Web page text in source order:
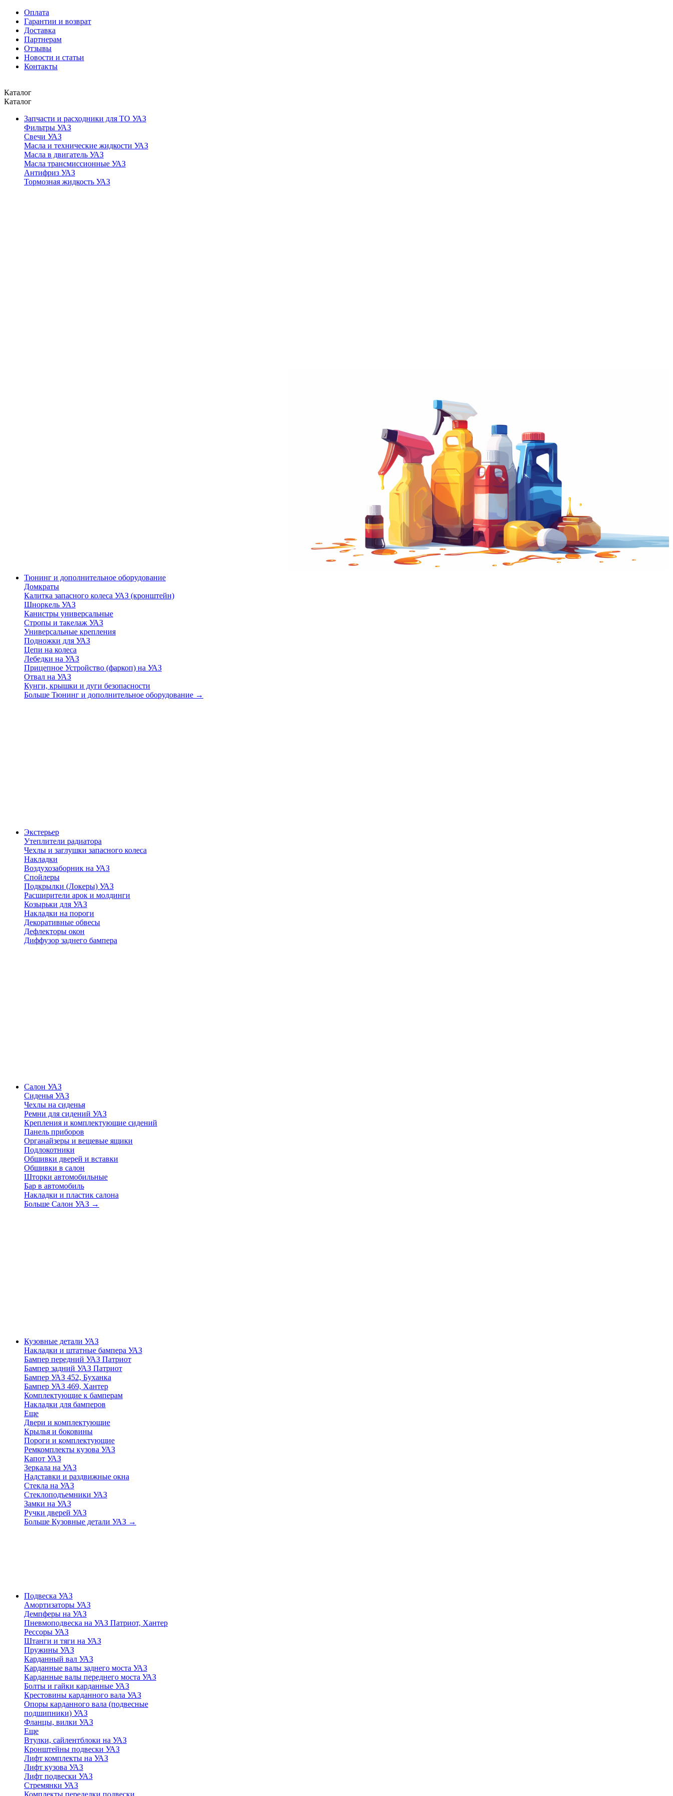
Оплата
Гарантии и возврат
Доставка
Партнерам
Отзывы
Новости и статьи
Контакты
Каталог
Каталог
Запчасти и расходники для ТО УАЗ
Фильтры УАЗ
Свечи УАЗ
Масла и технические жидкости УАЗ
Масла в двигатель УАЗ
Масла трансмиссионные УАЗ
Антифриз УАЗ
Тормозная жидкость УАЗ
Тюнинг и дополнительное оборудование
Домкраты
Калитка запасного колеса УАЗ (кронштейн)
Шноркель УАЗ
Канистры универсальные
Стропы и такелаж УАЗ
Универсальные крепления
Подножки для УАЗ
Цепи на колеса
Лебедки на УАЗ
Прицепное Устройство (фаркоп) на УАЗ
Отвал на УАЗ
Кунги, крышки и дуги безопасности
Больше Тюнинг и дополнительное оборудование →
Экстерьер
Утеплители радиатора
Чехлы и заглушки запасного колеса
Накладки
Воздухозаборник на УАЗ
Спойлеры
Подкрылки (Локеры) УАЗ
Расширители арок и молдинги
Козырьки для УАЗ
Накладки на пороги
Декоративные обвесы
Дефлекторы окон
Диффузор заднего бампера
Салон УАЗ
Сиденья УАЗ
Чехлы на сиденья
Ремни для сидений УАЗ
Крепления и комплектующие сидений
Панель приборов
Органайзеры и вещевые ящики
Подлокотники
Обшивки дверей и вставки
Обшивки в салон
Шторки автомобильные
Бар в автомобиль
Накладки и пластик салона
Больше Салон УАЗ →
Кузовные детали УАЗ
Накладки и штатные бампера УАЗ
Бампер передний УАЗ Патриот
Бампер задний УАЗ Патриот
Бампер УАЗ 452, Буханка
Бампер УАЗ 469, Хантер
Комплектующие к бамперам
Накладки для бамперов
Еще
Двери и комплектующие
Крылья и боковины
Пороги и комплектующие
Ремкомплекты кузова УАЗ
Капот УАЗ
Зеркала на УАЗ
Надставки и раздвижные окна
Стекла на УАЗ
Стеклоподъемники УАЗ
Замки на УАЗ
Ручки дверей УАЗ
Больше Кузовные детали УАЗ →
Подвеска УАЗ
Амортизаторы УАЗ
Демпферы на УАЗ
Пневмоподвеска на УАЗ Патриот, Хантер
Рессоры УАЗ
Штанги и тяги на УАЗ
Пружины УАЗ
Карданный вал УАЗ
Карданные валы заднего моста УАЗ
Карданные валы переднего моста УАЗ
Болты и гайки карданные УАЗ
Крестовины карданного вала УАЗ
Опоры карданного вала (подвесные
подшипники) УАЗ
Фланцы, вилки УАЗ
Еще
Втулки, сайлентблоки на УАЗ
Кронштейны подвески УАЗ
Лифт комплекты на УАЗ
Лифт кузова УАЗ
Лифт подвески УАЗ
Стремянки УАЗ
Комплекты переделки подвески